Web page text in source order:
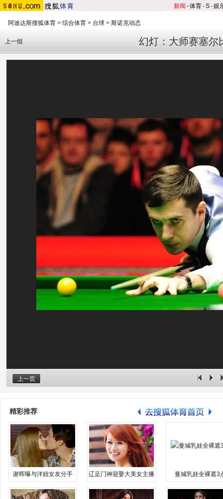
新闻 -体育-S-娱
阿迪达斯搜狐体育 > 综合体育 > 台球 > 斯诺克动态
幻灯：大师赛塞尔
上一组
上一页
精彩推荐
谢晖曝与洋妞女友分手 辽足门神迎娶大美女主播 曼城乳娃全裸遮3